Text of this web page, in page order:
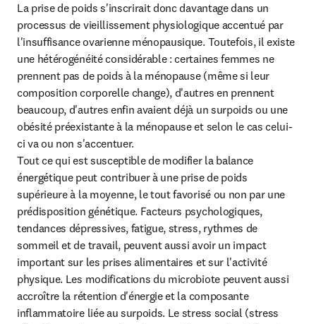
La prise de poids s'inscrirait donc davantage dans un
processus de vieillissement physiologique accentué par
l'insuffisance ovarienne ménopausique. Toutefois, il existe
une hétérogénéité considérable : certaines femmes ne
prennent pas de poids à la ménopause (même si leur
composition corporelle change), d'autres en prennent
beaucoup, d'autres enfin avaient déjà un surpoids ou une
obésité préexistante à la ménopause et selon le cas celui-
ci va ou non s'accentuer.
Tout ce qui est susceptible de modifier la balance
énergétique peut contribuer à une prise de poids
supérieure à la moyenne, le tout favorisé ou non par une
prédisposition génétique. Facteurs psychologiques,
tendances dépressives, fatigue, stress, rythmes de
sommeil et de travail, peuvent aussi avoir un impact
important sur les prises alimentaires et sur l'activité
physique. Les modifications du microbiote peuvent aussi
accroître la rétention d'énergie et la composante
inflammatoire liée au surpoids. Le stress social (stress